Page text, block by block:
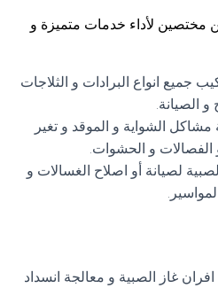
مختصين لأداء خدمات متميزة و
جميع انواع البرادات و الثلاجات
و الصيانة.
الشواية و الموقد و تغير
الفصالات و الحشوات.
لصيانة أو اصلاح الغسالات و
غاز الصبية و معالجة انسداد